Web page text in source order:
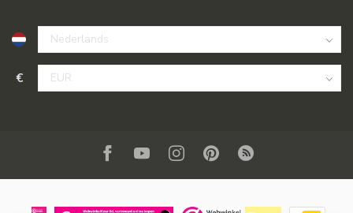
€